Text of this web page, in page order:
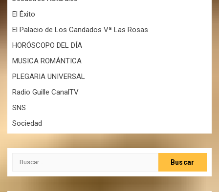
El Éxito
El Palacio de Los Candados Vª Las Rosas
HORÓSCOPO DEL DÍA
MUSICA ROMÁNTICA
PLEGARIA UNIVERSAL
Radio Guille CanalTV
SNS
Sociedad
Buscar: